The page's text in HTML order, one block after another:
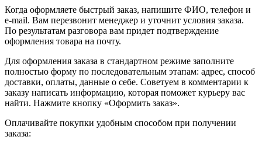
Когда оформляете быстрый заказ, напишите ФИО, телефон и
e-mail. Вам перезвонит менеджер и уточнит условия заказа.
По результатам разговора вам придет подтверждение
оформления товара на почту.
Для оформления заказа в стандартном режиме заполните
полностью форму по последовательным этапам: адрес, способ
доставки, оплаты, данные о себе. Советуем в комментарии к
заказу написать информацию, которая поможет курьеру вас
найти. Нажмите кнопку «Оформить заказ».
Оплачивайте покупки удобным способом при получении
заказа: